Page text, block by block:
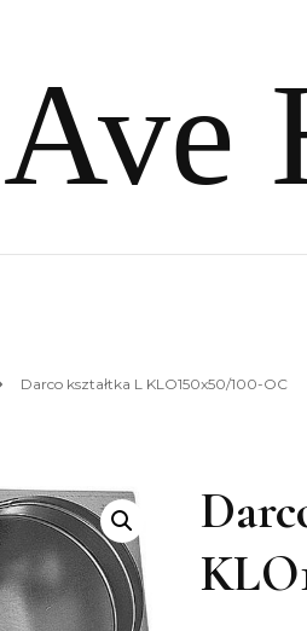
Ave
Darco kształtka L KLO150x50/100-OC